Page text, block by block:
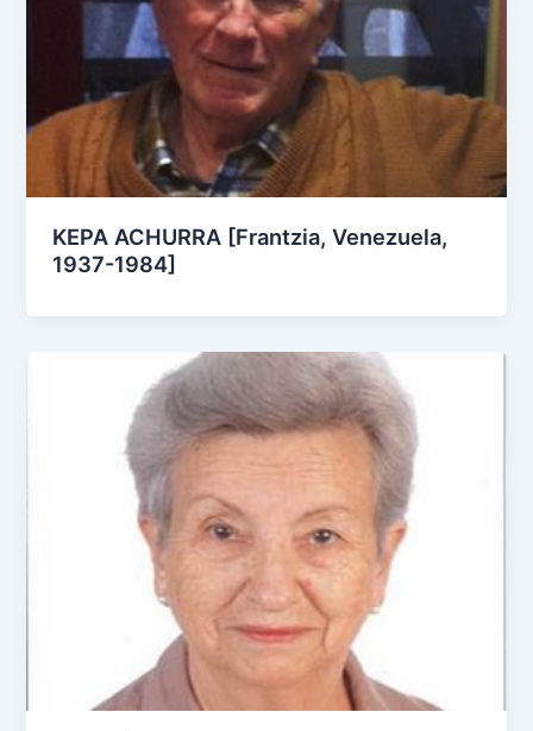
KEPA ACHURRA [Frantzia, Venezuela,
1937-1984]